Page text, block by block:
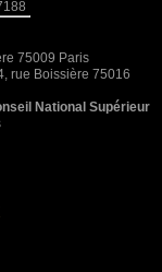
75009 Paris
rue Boissière 75016
National Supérieur